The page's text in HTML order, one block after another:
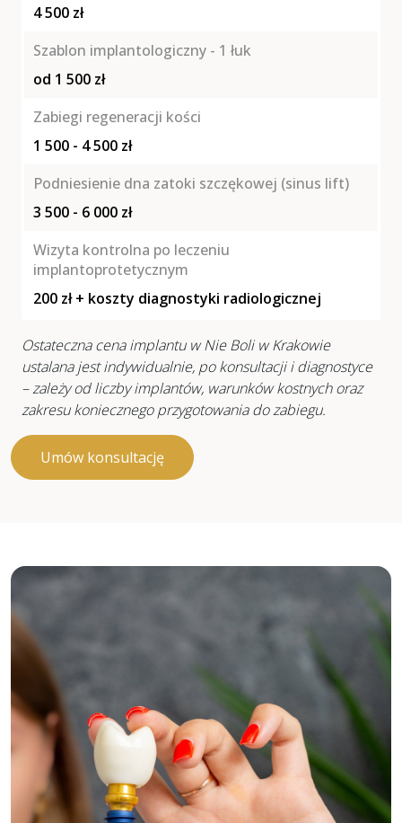
4 500 zł
Szablon implantologiczny - 1 łuk
od 1 500 zł
Zabiegi regeneracji kości
1 500 - 4 500 zł
Podniesienie dna zatoki szczękowej (sinus lift)
3 500 - 6 000 zł
Wizyta kontrolna po leczeniu
implantoprotetycznym
200 zł + koszty diagnostyki radiologicznej
Ostateczna cena implantu w Nie Boli w Krakowie
ustalana jest indywidualnie, po konsultacji i diagnostyce
– zależy od liczby implantów, warunków kostnych oraz
zakresu koniecznego przygotowania do zabiegu.
Umów konsultację